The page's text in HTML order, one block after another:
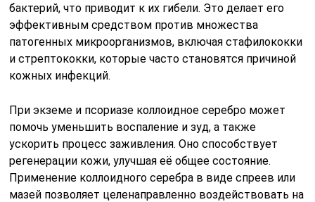
бактерий, что приводит к их гибели. Это делает его
эффективным средством против множества
патогенных микроорганизмов, включая стафилококки
и стрептококки, которые часто становятся причиной
кожных инфекций.
При экземе и псориазе коллоидное серебро может
помочь уменьшить воспаление и зуд, а также
ускорить процесс заживления. Оно способствует
регенерации кожи, улучшая её общее состояние.
Применение коллоидного серебра в виде спреев или
мазей позволяет целенаправленно воздействовать на